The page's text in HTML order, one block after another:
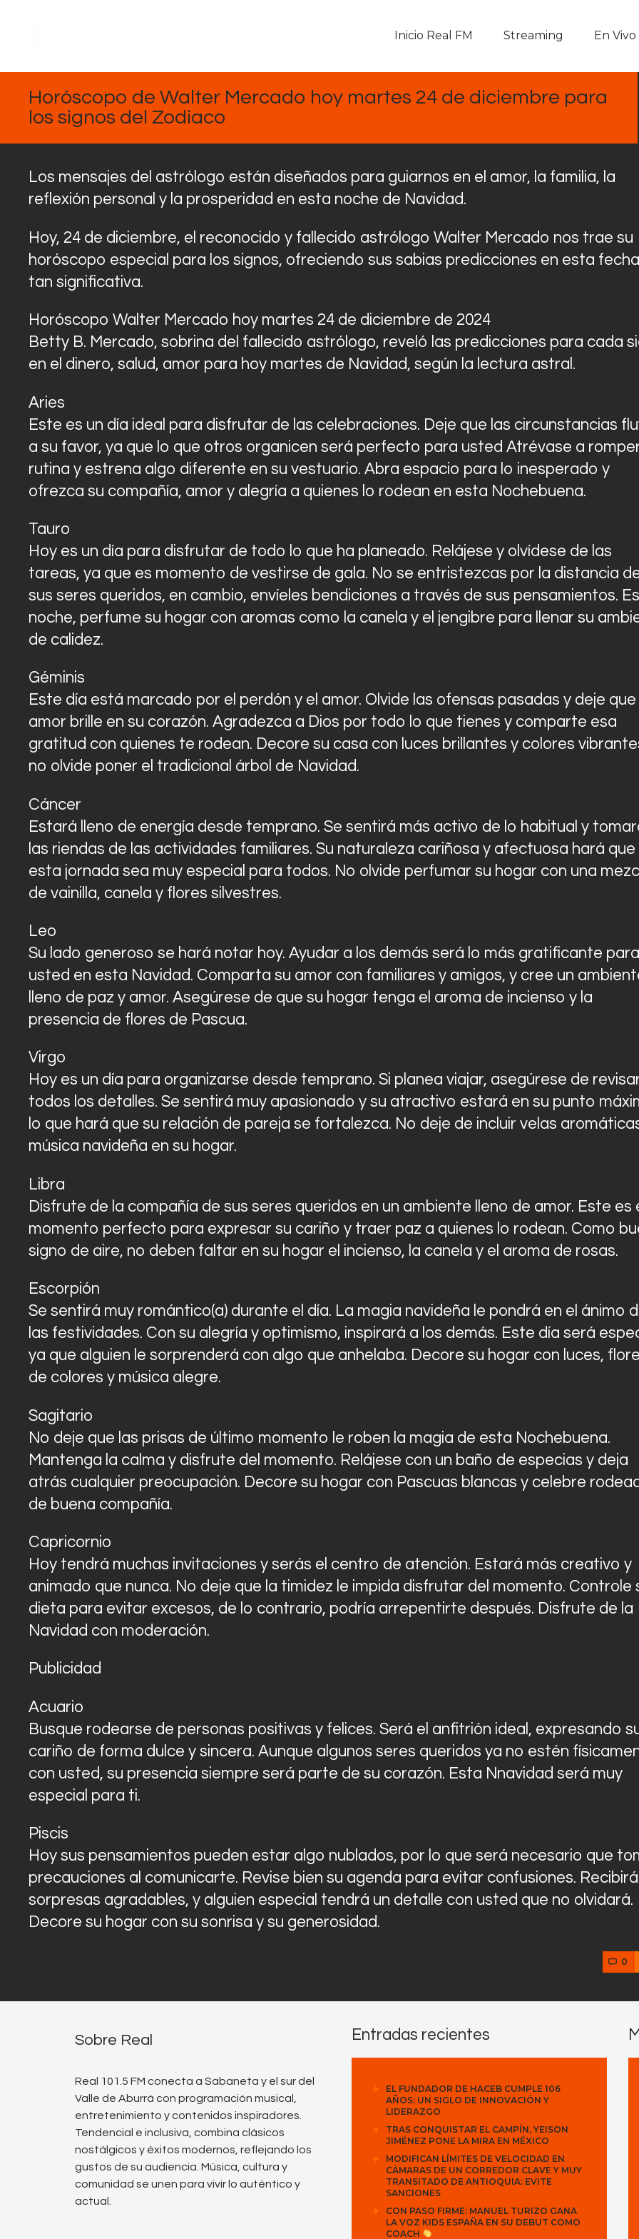
Inicio Real FM Streaming En Vivo
En Vivo
Descarga La APP
Programas
Noticias
Equipo
Contactos
Horóscopo de Walter Mercado hoy martes 24 de diciembre para
los signos del Zodiaco
Los mensajes del astrólogo están diseñados para guiarnos en el amor, la familia, la
reflexión personal y la prosperidad en esta noche de Navidad.
Hoy, 24 de diciembre, el reconocido y fallecido astrólogo Walter Mercado nos trae su
horóscopo especial para los signos, ofreciendo sus sabias predicciones en esta fecha
tan significativa.
Horóscopo Walter Mercado hoy martes 24 de diciembre de 2024
Betty B. Mercado, sobrina del fallecido astrólogo, reveló las predicciones para cada
en el dinero, salud, amor para hoy martes de Navidad, según la lectura astral.
Aries
Este es un día ideal para disfrutar de las celebraciones. Deje que las circunstancias
a su favor, ya que lo que otros organicen será perfecto para usted Atrévase a
rutina y estrena algo diferente en su vestuario. Abra espacio para lo inesperado y
ofrezca su compañía, amor y alegría a quienes lo rodean en esta Nochebuena.
Tauro
Hoy es un día para disfrutar de todo lo que ha planeado. Relájese y olvídese de las
tareas, ya que es momento de vestirse de gala. No se entristezcas por la distancia
sus seres queridos, en cambio, envíeles bendiciones a través de sus pensamientos.
noche, perfume su hogar con aromas como la canela y el jengibre para llenar su
de calidez.
Géminis
Este día está marcado por el perdón y el amor. Olvide las ofensas pasadas y deje que
amor brille en su corazón. Agradezca a Dios por todo lo que tienes y comparte esa
gratitud con quienes te rodean. Decore su casa con luces brillantes y colores
no olvide poner el tradicional árbol de Navidad.
Cáncer
Estará lleno de energía desde temprano. Se sentirá más activo de lo habitual y
las riendas de las actividades familiares. Su naturaleza cariñosa y afectuosa hará que
esta jornada sea muy especial para todos. No olvide perfumar su hogar con una
de vainilla, canela y flores silvestres.
Leo
Su lado generoso se hará notar hoy. Ayudar a los demás será lo más gratificante para
usted en esta Navidad. Comparta su amor con familiares y amigos, y cree un
lleno de paz y amor. Asegúrese de que su hogar tenga el aroma de incienso y la
presencia de flores de Pascua.
Virgo
Hoy es un día para organizarse desde temprano. Si planea viajar, asegúrese de
todos los detalles. Se sentirá muy apasionado y su atractivo estará en su punto
lo que hará que su relación de pareja se fortalezca. No deje de incluir velas
música navideña en su hogar.
Libra
Disfrute de la compañía de sus seres queridos en un ambiente lleno de amor. Este es
momento perfecto para expresar su cariño y traer paz a quienes lo rodean. Como
signo de aire, no deben faltar en su hogar el incienso, la canela y el aroma de rosas.
Escorpión
Se sentirá muy romántico(a) durante el día. La magia navideña le pondrá en el ánimo
las festividades. Con su alegría y optimismo, inspirará a los demás. Este día será
ya que alguien le sorprenderá con algo que anhelaba. Decore su hogar con luces,
de colores y música alegre.
Sagitario
No deje que las prisas de último momento le roben la magia de esta Nochebuena.
Mantenga la calma y disfrute del momento. Relájese con un baño de especias y deja
atrás cualquier preocupación. Decore su hogar con Pascuas blancas y celebre
de buena compañía.
Capricornio
Hoy tendrá muchas invitaciones y serás el centro de atención. Estará más creativo y
animado que nunca. No deje que la timidez le impida disfrutar del momento. Controle
dieta para evitar excesos, de lo contrario, podría arrepentirte después. Disfrute de la
Navidad con moderación.
Publicidad
Acuario
Busque rodearse de personas positivas y felices. Será el anfitrión ideal, expresando
cariño de forma dulce y sincera. Aunque algunos seres queridos ya no estén
con usted, su presencia siempre será parte de su corazón. Esta Nnavidad será muy
especial para ti.
Piscis
Hoy sus pensamientos pueden estar algo nublados, por lo que será necesario que
precauciones al comunicarte. Revise bien su agenda para evitar confusiones. Recibirá
sorpresas agradables, y alguien especial tendrá un detalle con usted que no olvidará.
Decore su hogar con su sonrisa y su generosidad.
0
Sobre Real
Real 101.5 FM conecta a Sabaneta y el sur del
Valle de Aburrá con programación musical,
entretenimiento y contenidos inspiradores.
Tendencial e inclusiva, combina clásicos
nostálgicos y éxitos modernos, reflejando los
gustos de su audiencia. Música, cultura y
comunidad se unen para vivir lo auténtico y
actual.
Entradas recientes
EL FUNDADOR DE HACEB CUMPLE 106
AÑOS: UN SIGLO DE INNOVACIÓN Y
LIDERAZGO
TRAS CONQUISTAR EL CAMPÍN, YEISON
JIMÉNEZ PONE LA MIRA EN MÉXICO
MODIFICAN LÍMITES DE VELOCIDAD EN
CÁMARAS DE UN CORREDOR CLAVE Y MUY
TRANSITADO DE ANTIOQUIA: EVITE
SANCIONES
CON PASO FIRME: MANUEL TURIZO GANA
LA VOZ KIDS ESPAÑA EN SU DEBUT COMO
COACH